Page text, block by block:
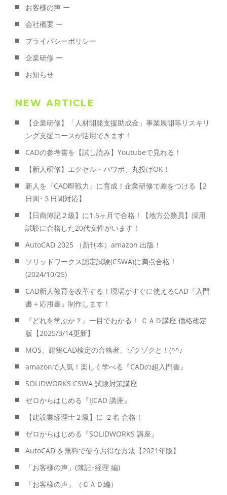
お客様の声 ー
会社概要 ー
プライバシーポリシー
企業研修 ー
お知らせ
NEW ARTICLE
【企業研修】「人材開発支援助成金」事業展開等リスキリ
ング支援コースが活用できます！
CADの参考書を【試し読み】Youtubeで見れる！
【新人研修】エクセル・パワポ、丸投げOK！
新人を『CAD即戦力』に育成！企業研修で差をつける【2
日間･３日間対応】
【日商簿記２級】に1.5ヶ月で合格！【地方公務員】採用
試験に合格した20代女性がいます！
AutoCAD 2025 （新刊本）amazon 出版！
ソリッドワークス認定試験(CSWA)に満点合格！
(2024/10/25)
CAD新人教育を改革する！現場がすぐに使えるCAD『入門
書＋応用書』制作します！
『どれを学ぶか？』一目でわかる！ ＣＡＤ講座 価格改定
版【2025/3/14更新】
MOS、建築CAD検定の合格者、ゾクゾクと！(^^♪
amazonで人気！楽しく学べる『CADの超入門書』
SOLIDWORKS CSWA 試験対策講座
ゼロからはじめる『IJCAD 講座』
【建設業経理士２級】に ２名 合格！
ゼロからはじめる『SOLIDWORKS 講座』
AutoCAD を無料で使うお得な方法【2021年版】
「お客様の声」(簿記･経理 編)
「お客様の声」（ＣＡＤ編）